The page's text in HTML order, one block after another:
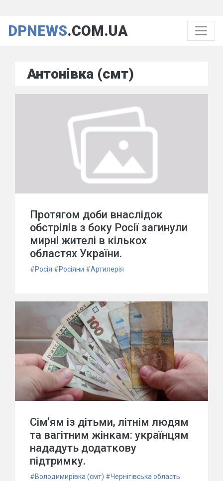
DPNEWS.COM.UA
Антонівка (смт)
Протягом доби внаслідок
обстрілів з боку Росії загинули
мирні жителі в кількох
областях України.
#Росія #Росіяни #Артилерія
Сім'ям із дітьми, літнім людям
та вагітним жінкам: українцям
нададуть додаткову
підтримку.
#Володимирівка (смт) #Чернігівська область